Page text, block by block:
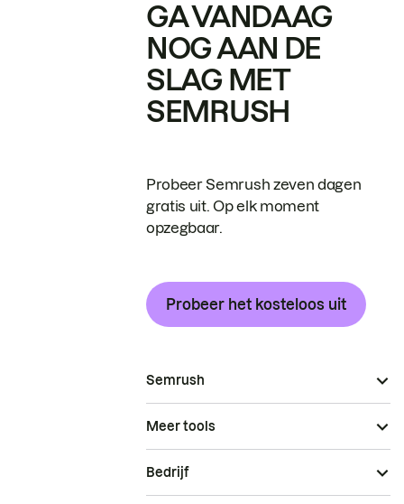
GA VANDAAG
NOG AAN DE
SLAG MET
SEMRUSH
Probeer Semrush zeven dagen
gratis uit. Op elk moment
opzegbaar.
Probeer het kosteloos uit
Semrush
Meer tools
Bedrijf